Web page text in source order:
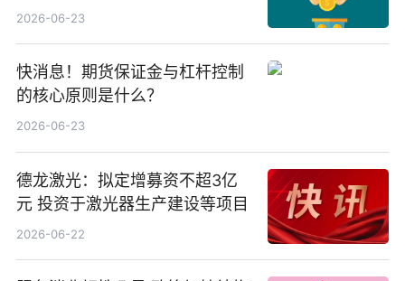
等方案
2026-06-23
快消息！期货保证金与杠杆控制
的核心原则是什么？
2026-06-23
德龙激光：拟定增募资不超3亿
元 投资于激光器生产建设等项目
2026-06-22